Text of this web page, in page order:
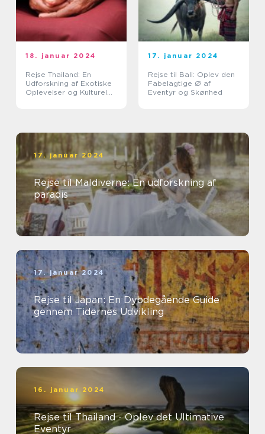
18. januar 2024
Rejse Thailand: En
Udforskning af Exotiske
Oplevelser og Kulturel
17. januar 2024
Rejse til Bali: Oplev den
Fabelagtige Ø af
Eventyr og Skønhed
17. januar 2024
Rejse til Maldiverne: En udforskning af
paradis
17. januar 2024
Rejse til Japan: En Dybdegående Guide
gennem Tidernes Udvikling
16. januar 2024
Rejse til Thailand - Oplev det Ultimative
Eventyr